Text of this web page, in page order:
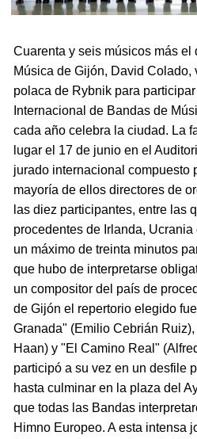
Cuarenta y seis músicos más el
Música de Gijón, David Colado,
polaca de Rybnik para participar
Internacional de Bandas de
cada año celebra la ciudad. La
lugar el 17 de junio en el
jurado internacional compuesto
mayoría de ellos directores de
las diez participantes, entre las
procedentes de Irlanda,
un máximo de treinta minutos
que hubo de interpretarse
un compositor del país de
de Gijón el repertorio elegido
Granada" (Emilio Cebrián
Haan) y "El Camino Real"
participó a su vez en un desfile
hasta culminar en la plaza del
que todas las Bandas
Himno Europeo. A esta intensa